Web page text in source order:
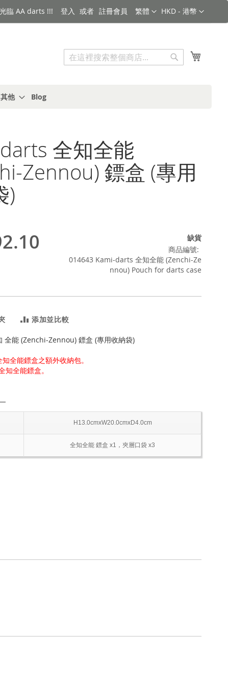
金額
HKD - 港幣
語言
繁體
臨 AA darts !!! 登入 註冊會員
搜索
他 Blog
全知全能
Zennou) 鏢盒 (專用
)
缺貨
商品編號
014643 Kami-darts 全知全能 (Zenchi-Ze
nnou) Pouch for darts case
添加並比較
全能 (Zenchi-Zennou) 鏢盒 (專用收納袋)
全能鏢盒之額外收納包。
知全能鏢盒。
H13.0cmxW20.0cmxD4.0cm
全知全能 鏢盒 x1，夾層口袋 x3